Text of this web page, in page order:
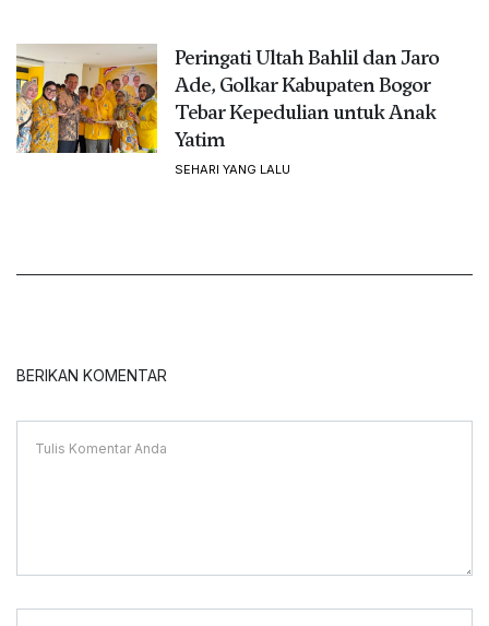
Peringati Ultah Bahlil dan Jaro
Ade, Golkar Kabupaten Bogor
Tebar Kepedulian untuk Anak
Yatim
SEHARI YANG LALU
BERIKAN KOMENTAR